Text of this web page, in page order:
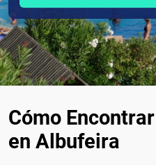
Cómo
en Albufeira